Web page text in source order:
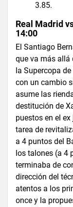
3.85.
Real Madrid
14:00
El Santiago
que va más allá
la Supercopa
con un cambio
asume las
destitución de
puestos en el
tarea de
a 4 puntos del
los talones (a 4
terminaba de
dirección del
atentos a los
once y la